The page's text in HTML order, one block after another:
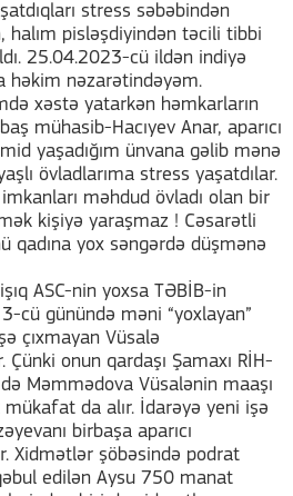
stress səbəbindən
halım pisləşdiyindən təcili tibbi
25.04.2023-cü ildən indiyə
həkim nəzarətindəyəm.
xəstə yatarkən həmkarların
mühasib-Hacıyev Anar, aparıcı
yaşadığım ünvana gəlib mənə
övladlarıma stress yaşatdılar.
məhdud övladı olan bir
kişiyə yaraşmaz ! Cəsarətli
qadına yox səngərdə düşmənə
ASC-nin yoxsa TƏBİB-in
cü günündə məni “yoxlayan”
çıxmayan Vüsalə
Çünki onun qardaşı Şamaxı RİH-
də Məmmədova Vüsalənin maaşı
da alır. İdarəyə yeni işə
birbaşa aparıcı
Xidmətlər şöbəsində podrat
edilən Aysu 750 manat